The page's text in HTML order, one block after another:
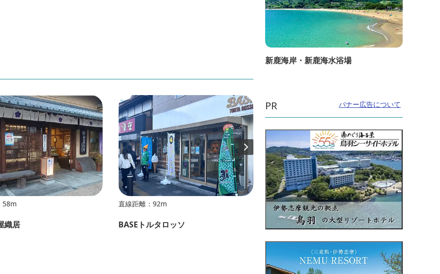
58m
織居
直線距離：92m
BASEトルタロッソ
直線距離：107m
伊賀市の『ポケふた』
新鹿海岸・新鹿海水浴場
PR バナー広告について